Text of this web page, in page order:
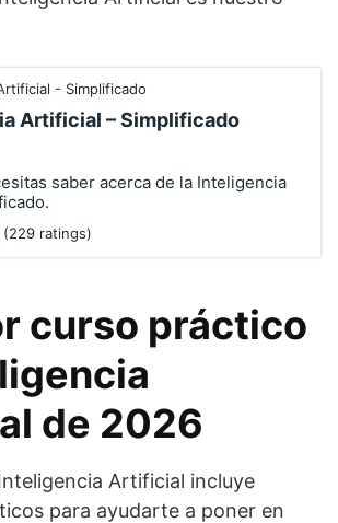
Artificial – Simplificado
saber acerca de la Inteligencia
ratings)
curso práctico
de 2026
Artificial incluye
para ayudarte a poner en